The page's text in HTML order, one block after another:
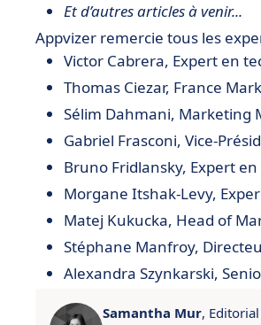
Et d’autres articles à venir...
Appvizer remercie tous les
Victor Cabrera, Expert en
Thomas Ciezar, France
Sélim Dahmani, Marketing
Gabriel Frasconi, Vice-
Bruno Fridlansky, Expert
Morgane Itshak-Levy,
Matej Kukucka, Head of
Stéphane Manfroy,
Alexandra Szynkarski,
Samantha Mur,